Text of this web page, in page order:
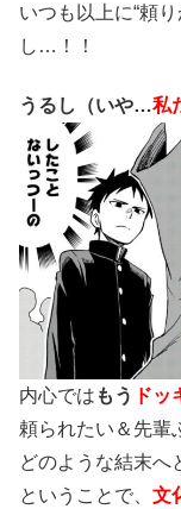
いつも以上に“頼
し…！！
うるし（いや…私
内心では もう ドッ
頼られたい＆先輩
どのような結末へ
ということで、 文